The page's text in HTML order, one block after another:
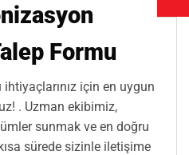
Formu
için en uygun
. Uzman ekibimiz,
sunmak ve en doğru
sürede sizinle iletişime